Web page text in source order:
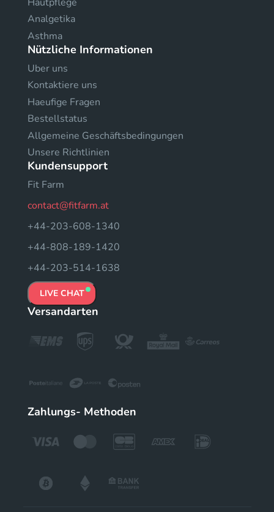
Analgetika
Asthma
Nützliche Informationen
Uber uns
Kontaktiere uns
Haeufige Fragen
Bestellstatus
Allgemeine Geschäftsbedingungen
Unsere Richtlinien
Kundensupport
Fit Farm
contact@fitfarm.at
+44-203-608-1340
+44-808-189-1420
+44-203-514-1638
LIVE CHAT
Versandarten
Zahlungs- Methoden